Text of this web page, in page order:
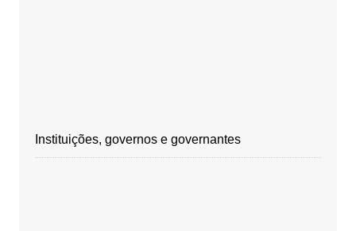
Instituições, governos e governantes